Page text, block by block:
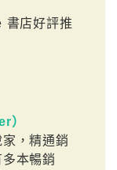
店好評推
）
，精通銷
本暢銷